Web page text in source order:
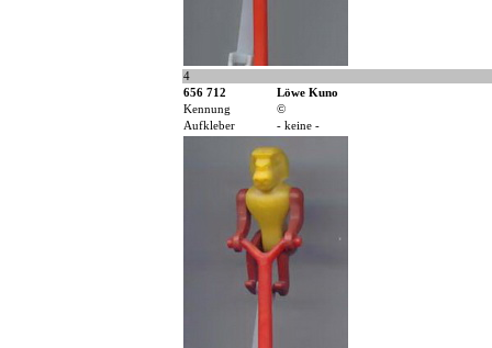
4
656 712
Löwe Kuno
Kennung
©
Aufkleber
- keine -